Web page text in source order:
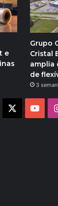
e
Grupo
Cristal
amplia
de
3